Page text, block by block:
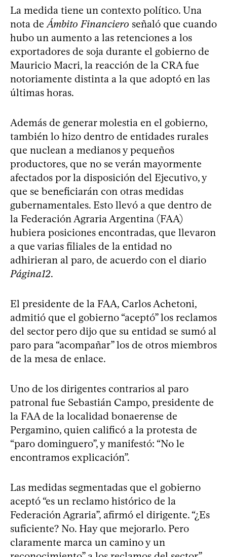
La medida tiene un contexto político. Una
nota deÁmbito Financiero señaló que cuando
hubo un aumento a las retenciones a los
exportadores de soja durante el gobierno de
Mauricio Macri, la reacción de la CRA fue
notoriamente distinta a la que adoptó en las
últimas horas.
Además de generar molestia en el gobierno,
también lo hizo dentro de entidades rurales
que nuclean a medianos y pequeños
productores, que no se verán mayormente
afectados por la disposición del Ejecutivo, y
que se beneficiarán con otras medidas
gubernamentales. Esto llevó a que dentro de
la Federación Agraria Argentina (FAA)
hubiera posiciones encontradas, que llevaron
a que varias filiales de la entidad no
adhirieran al paro, de acuerdo con el diario
Página12.
El presidente de la FAA, Carlos Achetoni,
admitió que el gobierno “aceptó” los reclamos
del sector pero dijo que su entidad se sumó al
paro para “acompañar” los de otros miembros
de la mesa de enlace.
Uno de los dirigentes contrarios al paro
patronal fue Sebastián Campo, presidente de
la FAA de la localidad bonaerense de
Pergamino, quien calificó a la protesta de
“paro dominguero”, y manifestó: “No le
encontramos explicación”.
Las medidas segmentadas que el gobierno
aceptó “es un reclamo histórico de la
Federación Agraria”, afirmó el dirigente. “¿Es
suficiente? No. Hay que mejorarlo. Pero
claramente marca un camino y un